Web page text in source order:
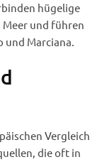
hügelige
Meer und führen
und Marciana.
Vergleich
die oft in